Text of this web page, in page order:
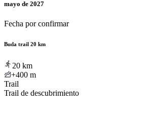
mayo de 2027
Fecha por confirmar
Buda trail 20 km
20 km
+400 m
Trail
Trail de descubrimiento